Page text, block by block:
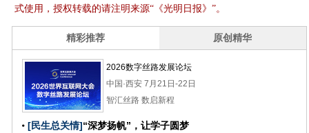
式使用，授权转载的请注明来源“《光明日报》”。